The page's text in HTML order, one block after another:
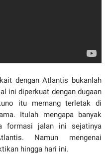
dengan Atlantis bukanlah
ini diperkuat dengan dugaan
itu memang terletak di
Itulah mengapa banyak
formasi jalan ini sejatinya
Namun mengenai
hingga hari ini.